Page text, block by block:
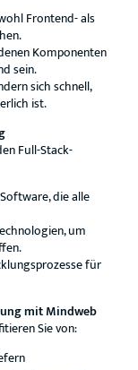
Frontend- als
Komponenten
sein.
sich schnell,
ist.
Full-Stack-
die alle
um
für
mit Mindweb
Sie von: